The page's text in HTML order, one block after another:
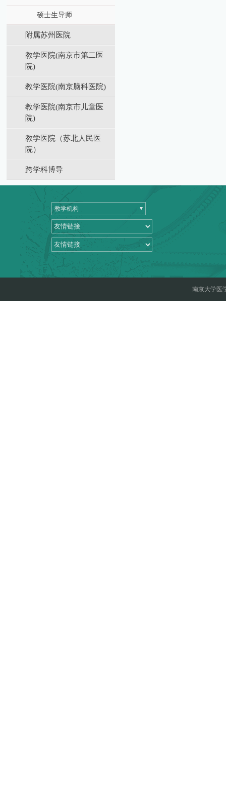
硕士生导师
附属苏州医院
教学医院(南京市第二医
院)
教学医院(南京脑科医院)
教学医院(南京市儿童医
院)
教学医院（苏北⼈⺠医
院）
跨学科博导
教学机构
南京大学医